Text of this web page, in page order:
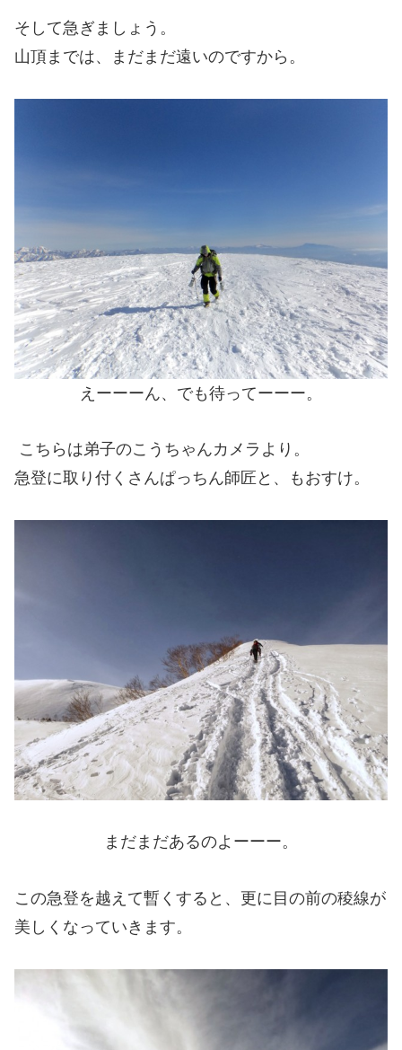
そして急ぎましょう。
山頂までは、まだまだ遠いのですから。
えーーーん、でも待ってーーー。
こちらは弟子のこうちゃんカメラより。
急登に取り付くさんぱっちん師匠と、もおすけ。
まだまだあるのよーーー。
この急登を越えて暫くすると、更に目の前の稜線が
美しくなっていきます。